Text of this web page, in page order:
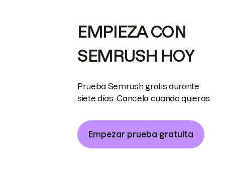
EMPIEZA CON
SEMRUSH HOY
Prueba Semrush gratis durante
siete días. Cancela cuando quieras.
Empezar prueba gratuita